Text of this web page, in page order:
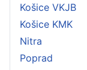
Košice VKJB
Košice KMK
Nitra
Poprad